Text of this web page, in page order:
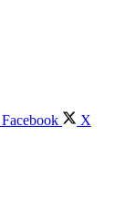
Facebook X